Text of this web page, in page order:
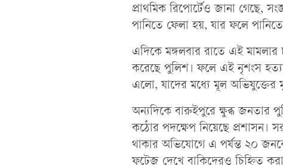
প্রাথমিক রিপোর্টেও জানা গেছে,
পানিতে ফেলা হয়, যার ফলে
এদিকে মঙ্গলবার রাতে এই মামলার
করেছে পুলিশ। ফলে এই নৃশংস
এলো, যাদের মধ্যে মূল অভিযুক্তের
অন্যদিকে বারুইপুরে ক্ষুব্ধ জনতার
কঠোর পদক্ষেপ নিয়েছে প্রশাসন।
থাকার অভিযোগে এ পর্যন্ত ২০
ফুটেজ দেখে বাকিদেরও চিহ্নিত